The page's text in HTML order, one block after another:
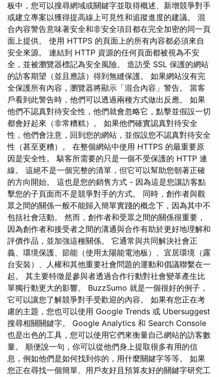
板中，您可以搜尋網域或關鍵字並取得概述、新增競爭對手
或建立專案以獲得提高線上可見性和追蹤進度的建議。 混
合內容警告意味著安全和非安全項目都在完全加密的同一頁
面上提供。 使用 HTTPS 的頁面上的所有內容都必須來自
安全來源。 連結到 HTTP 資源的任何頁面都被視為不安
全，並被瀏覽器標記為安全風險。 造訪受 SSL 保護的網站
的訪客期望（並且應該）得到無縫保護。 如果網站沒有完
全保護所有內容，瀏覽器將顯示「混合內容」警告。 當客
戶看到此警告時，他們可以透過兩種方式做出反應。 如果
他們不認真對待安全性，他們就會忽略它，點擊並假設一切
都會好起來（非常糟糕）。 如果他們確實認真對待安全
性，他們會注意，回到您的網站，並假設您不認真對待安全
性（甚至更糟）。 在整個網站中使用 HTTPS 的最重要原
因是安全性。 駭客所需要的只是一個不受保護的 HTTP 連
線。 這絕不是一個完整的清單，但它可以幫助您朝著正確
的方向開始。 這也是您的銷售方式 - 因為這是您讓訪客點
擊您的子頁面而不是競爭對手的方式。 同時，創作者與觀
眾之間的關係一般不能歸入簡單實踐的概念下，因為其中不
包括社會活動。 然而，創作者和受眾之間的關係很重要，
因為創作者和接受者之間的溝通與合作有助於更好地理解和
評價作品，並加強這種關係。 它通常與共同解決社會正
義、環境保護、節能（使用太陽能電池板）、宜居環境（露
台安裝）、人權和其他重要社會問題的運動和倡議聯繫在一
起。 其主要特徵是參與者透過合作行動對社會變革產生比
單獨行動更大的影響。 BuzzSumo 就是一個很好的例子，
它可以讓您了解競爭對手受歡迎的內容。 如果有您正在考
慮的主題，您也可以使用 Google Trends 或 Ubersuggest
搜尋相關關鍵字。 Google Analytics 和 Search Console
也是出色的工具，您可以使用它們來衡量自己網站的訪客數
量。 順便說一句，你可以從他們身上提取很多有用的信
息，例如他們是如何找到你的，用什麼關鍵字等等。 如果
您正在尋找一個簡單、用戶友好且預算友好的關鍵字研究工